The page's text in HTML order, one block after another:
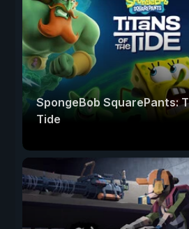
SpongeBob SquarePants:
Tide